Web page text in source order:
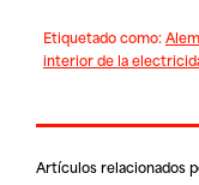
Etiquetado como:
interior de la
Artículos relacionados